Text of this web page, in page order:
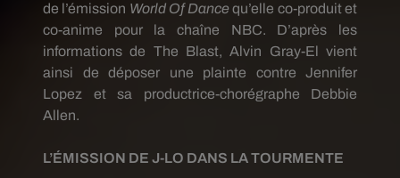
de l’émission WorldOf Dancequ’elle co-produit et
co-anime pour la chaîne NBC.
D’après les
informations de The Blast, Alvin
Gray-El vient
ainsi de déposer une plainte contre Jennifer
Lopez et sa productrice-chorégraphe Debbie
Allen.
L’ÉMISSION DE J-LO DANS LA TOURMENTE